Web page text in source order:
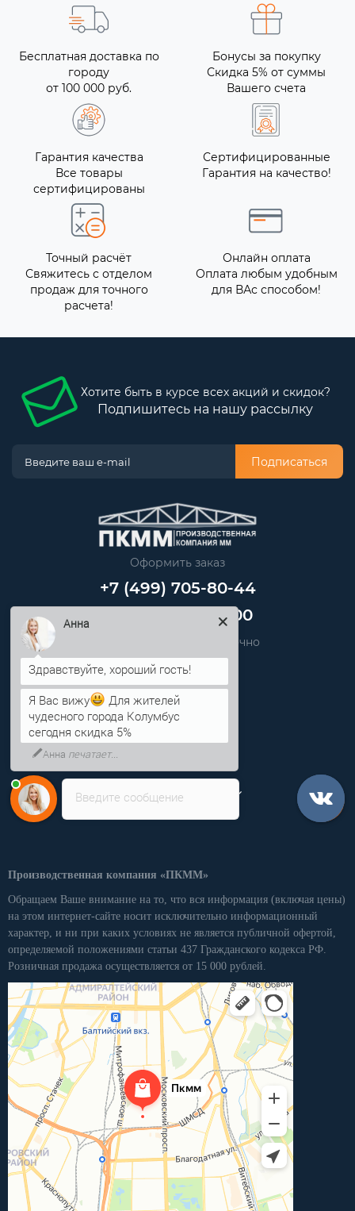
Бесплатная доставка по
городу
от 100 000 руб.
Бонусы за покупку
Скидка 5% от суммы
Вашего счета
Гарантия качества
Все товары
сертифицированы
Сертифицированные
Гарантия на качество!
Точный расчёт
Свяжитесь с отделом
продаж для точного
расчета!
Онлайн оплата
Оплата любым удобным
для ВАс способом!
Хотите быть в курсе всех акций и скидок?
Подпишитесь на нашу рассылку
Подписаться
Оформить заказ
+7 (499) 705-80-44
+7 (812) 389-48-00
Звоните нам круглосуточно
info@pkmm.ru
Информация
Личный кабинет
Производственная компания «ПКММ»
Обращаем Ваше внимание на то, что вся информация (включая цены)
на этом интернет-сайте носит исключительно информационный
характер, и ни при каких условиях не является публичной офертой,
определяемой положениями статьи 437 Гражданского кодекса РФ.
Розничная продажа осуществляется от 15 000 рублей.
Введите сообщение
Анна
Я Вас вижу
Для жителей
чудесного города Колумбус
сегодня скидка 5%
Анна печатает...